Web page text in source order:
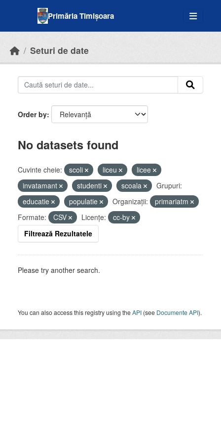
Primăria Timișoara
Seturi de date
Order by
No datasets found
Cuvinte cheie: scoli liceu
licee
invatamant
studenti scoala
Grupuri:
educatie
populatie Organizații:
primariatm
Formate:
CSV Licenţe:
cc-by
Filtrează Rezultatele
Please try another search.
You can also access this registry using theAPI (see Documente API).